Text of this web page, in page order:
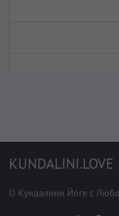
KUNDALINI.LOVE
О Кундалини Йоге с